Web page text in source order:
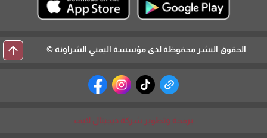
الحقوق النشر محفوظة لدى مؤسسة اليمني الشراونة © arrow_upward
برمجة وتطوير شركة ديجيتال لايف